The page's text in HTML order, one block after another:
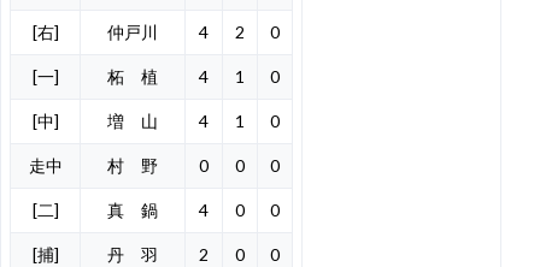
[右] 仲戸川 4 2 0
[一] 柘 植 4 1 0
[中] 増 山 4 1 0
走中 村 野 0 0 0
[二] 真 鍋 4 0 0
[捕] 丹 羽 2 0 0